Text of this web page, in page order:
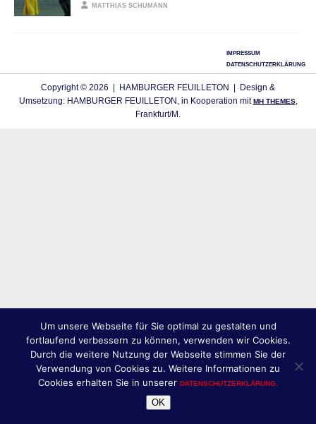
MATTHIAS SCHUMANN
IMPRESSUM
DATENSCHUTZERKLÄRUNG
Copyright © 2026 | HAMBURGER FEUILLETON | Design &
Umsetzung: HAMBURGER FEUILLETON, in Kooperation mitMH THEMES,
Frankfurt/M.
Um unsere Webseite für Sie optimal zu gestalten und
fortlaufend verbessern zu können, verwenden wir Cookies.
Durch die weitere Nutzung der Webseite stimmen Sie der
Verwendung von Cookies zu. Weitere Informationen zu
Cookies erhalten Sie in unserer DATENSCHUTZERKLÄRUNG.
OK